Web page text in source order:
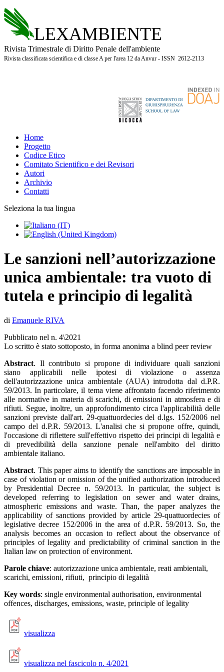
LEXAMBIENTE
Rivista Trimestrale di Diritto Penale dell'ambiente
Rivista classificata scientifica e di classe A per l'area 12 da Anvur - ISSN 2612-2113
Home
Progetto
Codice Etico
Comitato Scientifico e dei Revisori
Autori
Archivio
Contatti
Seleziona la tua lingua
Le sanzioni nell’autorizzazione
unica ambientale: tra vuoto di
tutela e principio di legalità
di Emanuele RIVA
Pubblicato nel n. 4\2021
Lo scritto è stato sottoposto, in forma anonima a blind peer review
Abstract. Il contributo si propone di individuare quali sanzioni
siano applicabili nelle ipotesi di violazione o assenza
dell'autorizzazione unica ambientale (AUA) introdotta dal d.P.R.
59/2013. In particolare, il tema viene affrontato facendo riferimento
alle normative in materia di scarichi, di emissioni in atmosfera e di
rifiuti. Segue, inoltre, un approfondimento circa l'applicabilità delle
sanzioni previste dall'art. 29-quattuordecies del d.lgs. 152/2006 nel
campo del d.P.R. 59/2013. L'analisi che si propone offre, quindi,
l'occasione di riflettere sull'effettivo rispetto dei principi di legalità e
di prevedibilità della sanzione penale nell'ambito del diritto
ambientale italiano.
Abstract. This paper aims to identify the sanctions are imposable in
case of violation or omission of the unified authorization introduced
by Presidential Decree n. 59/2013. In particular, the subject is
developed referring to legislation on sewer and water drains,
atmospheric emissions and waste. Than, the paper analyzes the
applicability of sanctions provided by article 29-quattuordecies of
legislative decree 152/2006 in the area of d.P.R. 59/2013. So, the
analysis becomes an occasion to reflect about the observance of
principles of legality and predictability of criminal sanction in the
Italian law on protection of environment.
Parole chiave: autorizzazione unica ambientale, reati ambientali,
scarichi, emissioni, rifiuti, principio di legalità
Key words: single environmental authorisation, environmental
offences, discharges, emissions, waste, principle of legality
visualizza
visualizza nel fascicolo n. 4/2021